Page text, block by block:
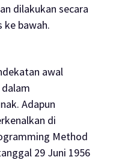
dilakukan secara
ke bawah.
awal
Adapun
di
Method
29 Juni 1956